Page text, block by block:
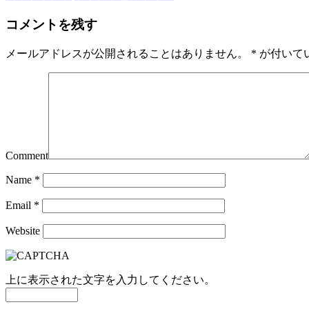
コメントを残す
メールアドレスが公開されることはありません。 * が付いて
Comment
Name *
Email *
Website
上に表示された文字を入力してください。